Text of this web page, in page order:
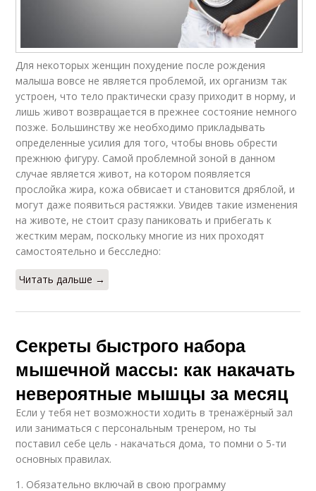
Для некоторых женщин похудение после рождения
малыша вовсе не является проблемой, их организм так
устроен, что тело практически сразу приходит в норму, и
лишь живот возвращается в прежнее состояние немного
позже. Большинству же необходимо прикладывать
определенные усилия для того, чтобы вновь обрести
прежнюю фигуру. Самой проблемной зоной в данном
случае является живот, на котором появляется
прослойка жира, кожа обвисает и становится дряблой, и
могут даже появиться растяжки. Увидев такие изменения
на животе, не стоит сразу паниковать и прибегать к
жестким мерам, поскольку многие из них проходят
самостоятельно и бесследно:
Читать дальше →
Секреты быстрого набора
мышечной массы: как накачать
невероятные мышцы за месяц
Если у тебя нет возможности ходить в тренажёрный зал
или заниматься с персональным тренером, но ты
поставил себе цель - накачаться дома, то помни о 5-ти
основных правилах.
1. Обязательно включай в свою программу